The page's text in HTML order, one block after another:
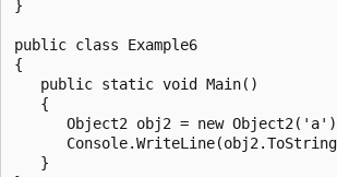
}
public class Example6
{
   public static void Main()
   {
Object2 obj2 = new
   }